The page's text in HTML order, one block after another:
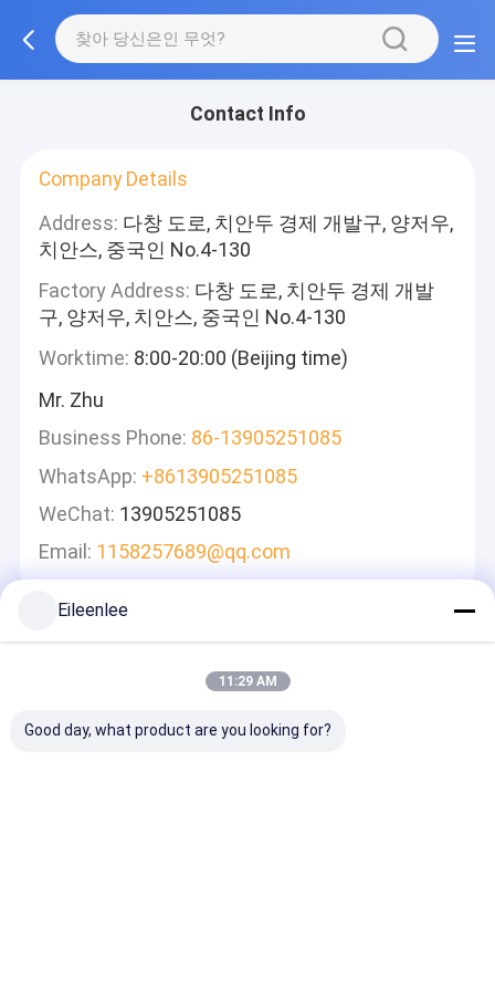
Contact Info
Company Details
Address: 다창 도로, 치안두 경제 개발구, 양저우,
치안스, 중국인 No.4-130
Factory Address: 다창 도로, 치안두 경제 개발
구, 양저우, 치안스, 중국인 No.4-130
Worktime: 8:00-20:00 (Beijing time)
Mr. Zhu
Business Phone: 86-13905251085
WhatsApp: +8613905251085
WeChat: 13905251085
Email: 1158257689@qq.com
메시지를 남겨주세요
신속하게 답변 드리겠습니다
Eileenlee
11:29 AM
Good day, what product are you looking for?